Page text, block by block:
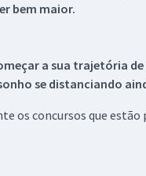
bem maior.
a sua trajetória
se distanciando
os concursos que estão